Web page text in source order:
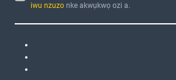
iwu nzuzo nke akwụkwọ ozi a.